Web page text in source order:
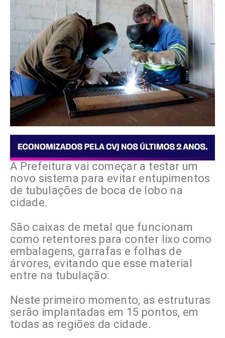
A Prefeitura vai começar a testar um
novo sistema para evitar entupimentos
de tubulações de boca de lobo na
cidade.
São caixas de metal que funcionam
como retentores para conter lixo como
embalagens, garrafas e folhas de
árvores, evitando que esse material
entre na tubulação.
Neste primeiro momento, as estruturas
serão implantadas em 15 pontos, em
todas as regiões da cidade.